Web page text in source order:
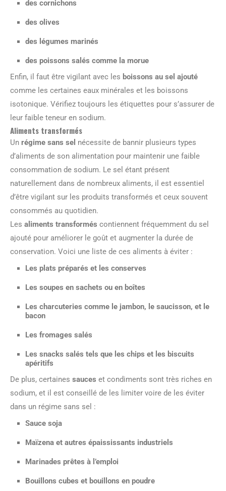
des cornichons
des olives
des légumes marinés
des poissons salés comme la morue
Enfin, il faut être vigilant avec les boissons au sel ajouté
comme les certaines eaux minérales et les boissons
isotonique. Vérifiez toujours les étiquettes pour s’assurer de
leur faible teneur en sodium.
Aliments transformés
Un régime sans sel nécessite de bannir plusieurs types
d’aliments de son alimentation pour maintenir une faible
consommation de sodium. Le sel étant présent
naturellement dans de nombreux aliments, il est essentiel
d’être vigilant sur les produits transformés et ceux souvent
consommés au quotidien.
Les aliments transformés contiennent fréquemment du sel
ajouté pour améliorer le goût et augmenter la durée de
conservation. Voici une liste de ces aliments à éviter :
Les plats préparés et les conserves
Les soupes en sachets ou en boîtes
Les charcuteries comme le jambon, le saucisson, et le
bacon
Les fromages salés
Les snacks salés tels que les chips et les biscuits
apéritifs
De plus, certaines sauces et condiments sont très riches en
sodium, et il est conseillé de les limiter voire de les éviter
dans un régime sans sel :
Sauce soja
Maïzena et autres épaississants industriels
Marinades prêtes à l’emploi
Bouillons cubes et bouillons en poudre